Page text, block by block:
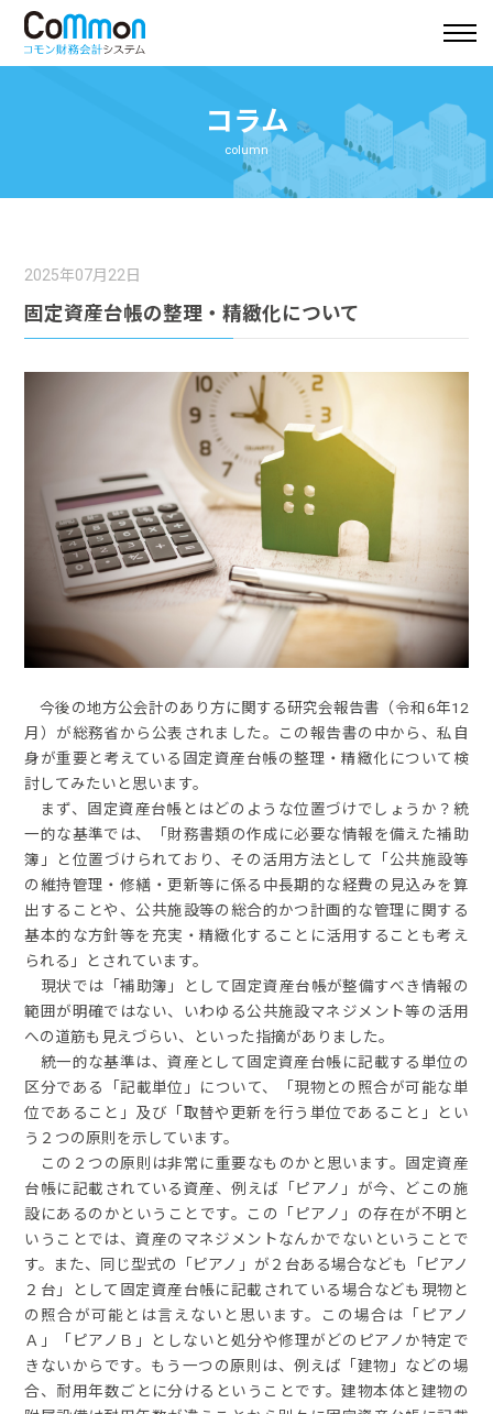
コラム
column
2025年07月22日
固定資産台帳の整理・精緻化について
今後の地方公会計のあり方に関する研究会報告書（令和6年12
月）が総務省から公表されました。この報告書の中から、私自
身が重要と考えている固定資産台帳の整理・精緻化について検
討してみたいと思います。
まず、固定資産台帳とはどのような位置づけでしょうか？統
一的な基準では、「財務書類の作成に必要な情報を備えた補助
簿」と位置づけられており、その活用方法として「公共施設等
の維持管理・修繕・更新等に係る中長期的な経費の見込みを算
出することや、公共施設等の総合的かつ計画的な管理に関する
基本的な方針等を充実・精緻化することに活用することも考え
られる」とされています。
現状では「補助簿」として固定資産台帳が整備すべき情報の
範囲が明確ではない、いわゆる公共施設マネジメント等の活用
への道筋も見えづらい、といった指摘がありました。
統一的な基準は、資産として固定資産台帳に記載する単位の
区分である「記載単位」について、「現物との照合が可能な単
位であること」及び「取替や更新を行う単位であること」とい
う２つの原則を示しています。
この２つの原則は非常に重要なものかと思います。固定資産
台帳に記載されている資産、例えば「ピアノ」が今、どこの施
設にあるのかということです。この「ピアノ」の存在が不明と
いうことでは、資産のマネジメントなんかでないということで
す。また、同じ型式の「ピアノ」が２台ある場合なども「ピアノ
２台」として固定資産台帳に記載されている場合なども現物と
の照合が可能とは言えないと思います。この場合は「ピアノ
Ａ」「ピアノＢ」としないと処分や修理がどのピアノか特定で
きないからです。もう一つの原則は、例えば「建物」などの場
合、耐用年数ごとに分けるということです。建物本体と建物の